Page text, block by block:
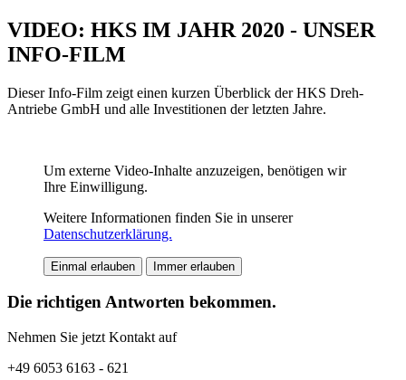
VIDEO: HKS IM JAHR 2020 - UNSER
INFO-FILM
Dieser Info-Film zeigt einen kurzen Überblick der HKS Dreh-
Antriebe GmbH und alle Investitionen der letzten Jahre.
Um externe Video-Inhalte anzuzeigen, benötigen wir
Ihre Einwilligung.
Weitere Informationen finden Sie in unserer
Datenschutzerklärung.
Einmal erlauben Immer erlauben
Die richtigen Antworten bekommen.
Nehmen Sie jetzt Kontakt auf
+49 6053 6163 - 621